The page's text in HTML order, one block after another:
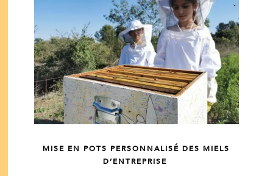
MISE EN POTS PERSONNALISÉ DES MIELS
D’ENTREPRISE